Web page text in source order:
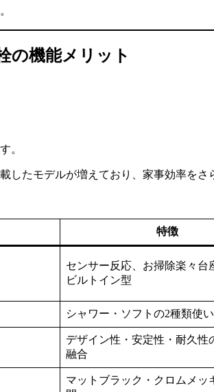
の機能メリット
。
たモデルが増えており、家事効率をさ
特徴
センサー反応、お掃除楽々台
ビルトイン型
シャワー・ソフトの2種類使
デザイン性・安定性・耐久性
融合
マットブラック・クロムメッ